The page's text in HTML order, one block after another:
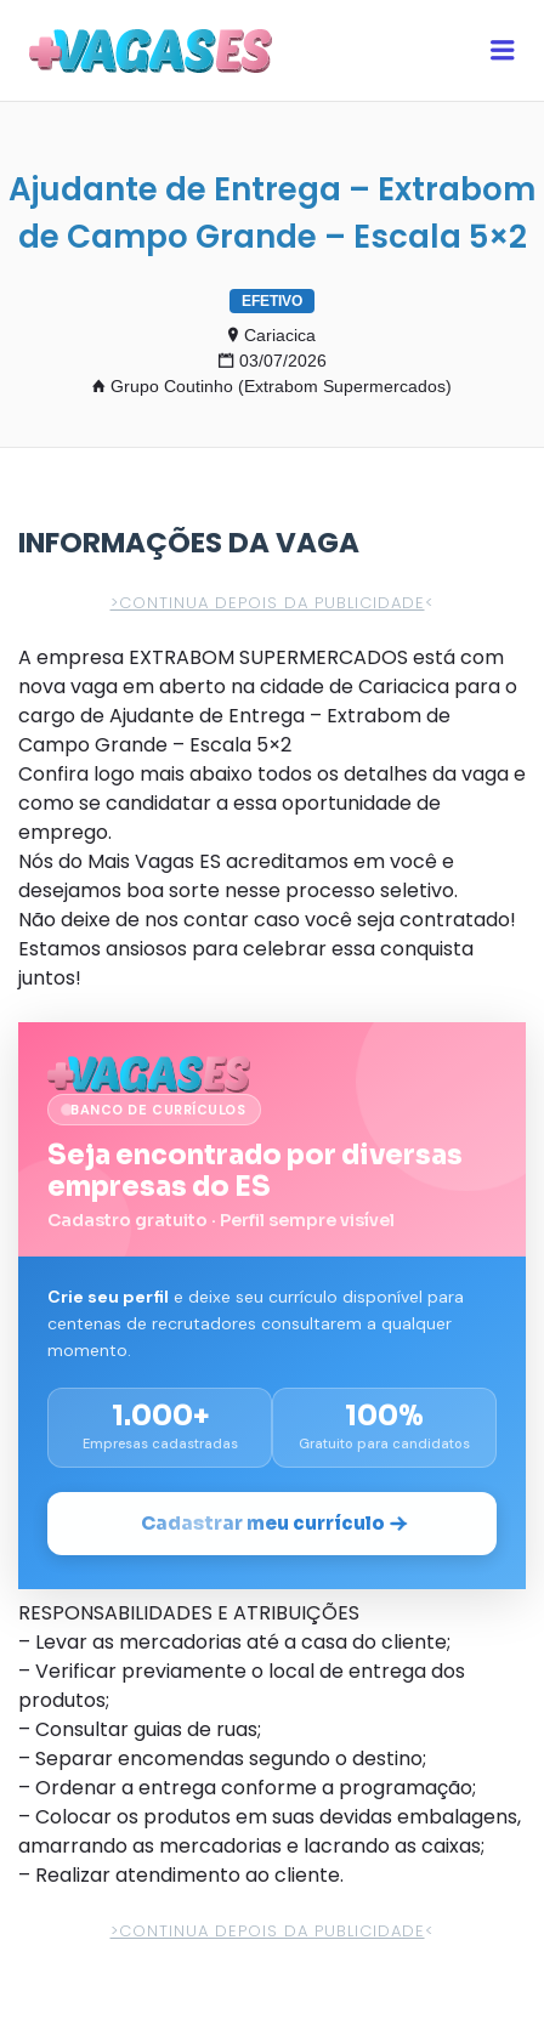
Ajudante de Entrega – Extrabom
de Campo Grande – Escala 5×2
EFETIVO
Cariacica
03/07/2026
Grupo Coutinho (Extrabom Supermercados)
INFORMAÇÕES DA VAGA
>CONTINUA DEPOIS DA PUBLICIDADE<
A empresa EXTRABOM SUPERMERCADOS está com
nova vaga em aberto na cidade de Cariacica para o
cargo de Ajudante de Entrega – Extrabom de
Campo Grande – Escala 5×2
Confira logo mais abaixo todos os detalhes da vaga e
como se candidatar a essa oportunidade de
emprego.
Nós do Mais Vagas ES acreditamos em você e
desejamos boa sorte nesse processo seletivo.
Não deixe de nos contar caso você seja contratado!
Estamos ansiosos para celebrar essa conquista
juntos!
BANCO DE CURRÍCULOS
Seja encontrado por diversas
empresas do ES
Cadastro gratuito · Perfil sempre visível
Crie seu perfil e deixe seu currículo disponível para
centenas de recrutadores consultarem a qualquer
momento.
1.000+
Empresas cadastradas
100%
Gratuito para candidatos
Cadastrar meu currículo
RESPONSABILIDADES E ATRIBUIÇÕES
– Levar as mercadorias até a casa do cliente;
– Verificar previamente o local de entrega dos
produtos;
– Consultar guias de ruas;
– Separar encomendas segundo o destino;
– Ordenar a entrega conforme a programação;
– Colocar os produtos em suas devidas embalagens,
amarrando as mercadorias e lacrando as caixas;
– Realizar atendimento ao cliente.
>CONTINUA DEPOIS DA PUBLICIDADE<